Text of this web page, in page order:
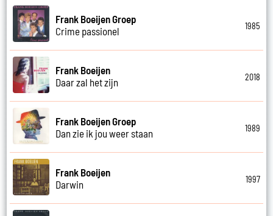
Frank Boeijen Groep
Crime passionel
1985
Frank Boeijen
Daar zal het zijn
2018
Frank Boeijen Groep
Dan zie ik jou weer staan
1989
Frank Boeijen
Darwin
1997